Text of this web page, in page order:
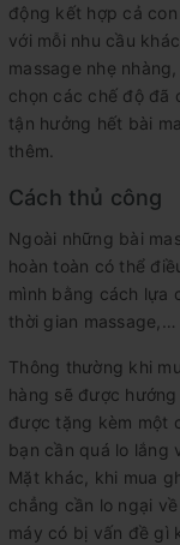
động kết hợp cả
với mỗi nhu cầu
massage nhẹ
chọn các chế độ đã
tận hưởng hết bài
thêm.
Cách thủ công
Ngoài những bài
hoàn toàn có thể
mình bằng cách lựa
thời gian massage,…
Thông thường khi
hàng sẽ được
được tặng kèm một
bạn cần quá lo lắng
Mặt khác, khi mua
chẳng cần lo ngại
máy có bị vấn đề gì